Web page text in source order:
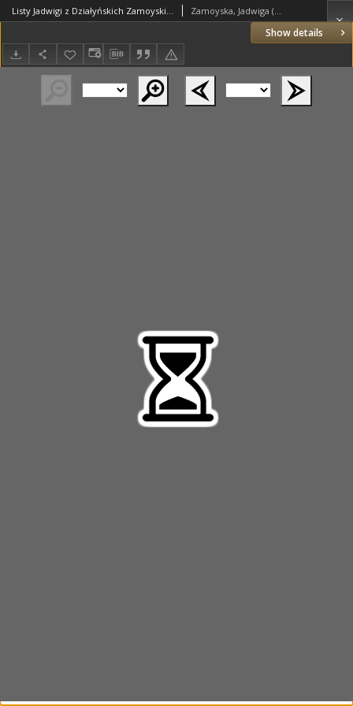
Show details
Listy Jadwigi z Działyńskich Zamoyskiej do siostry Cecylii Działyńskiej Zamoyska, Jadwiga (1831–1923)